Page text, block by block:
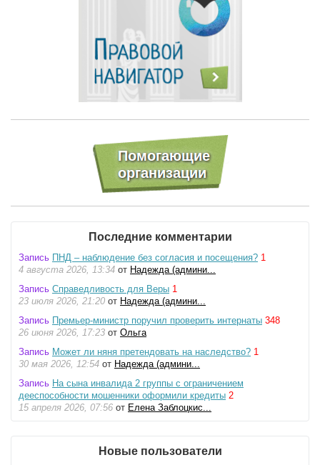
Последние комментарии
Запись ПНД – наблюдение без согласия и посещения? 1
4 августа 2026, 13:34 от Надежда (админи...
Запись Справедливость для Веры 1
23 июля 2026, 21:20 от Надежда (админи...
Запись Премьер-министр поручил проверить интернаты 348
26 июня 2026, 17:23 от Ольга
Запись Может ли няня претендовать на наследство? 1
30 мая 2026, 12:54 от Надежда (админи...
Запись На сына инвалида 2 группы с ограничением
дееспособности мошенники оформили кредиты 2
15 апреля 2026, 07:56 от Елена Заблоцкис...
Новые пользователи